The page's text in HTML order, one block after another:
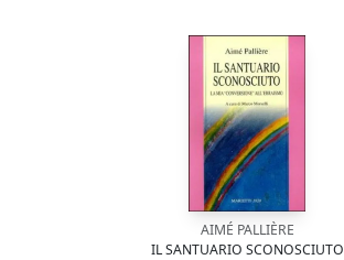
AIMÉ PALLIÈRE
IL SANTUARIO SCONOSCIUTO